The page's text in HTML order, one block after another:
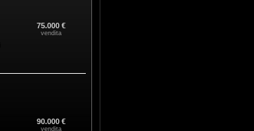
75.000 €
vendita
90.000 €
vendita